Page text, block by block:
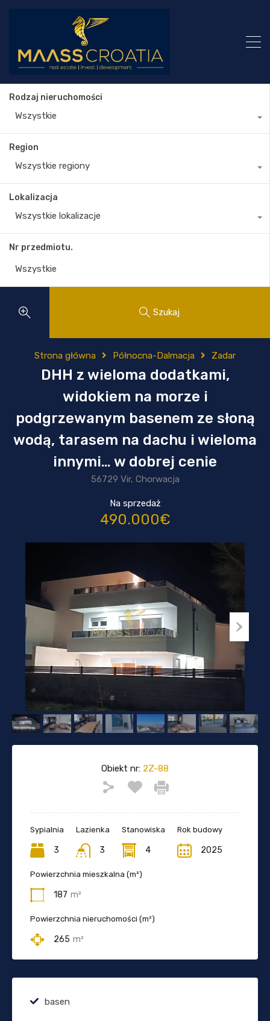
Rodzaj nieruchomości
Wszystkie
Region
Wszystkie regiony
Lokalizacja
Wszystkie lokalizacje
Nr przedmiotu.
Szukaj
Strona główna Północna-Dalmacja Zadar
DHH z wieloma dodatkami,
widokiem na morze i
podgrzewanym basenem ze słoną
wodą, tarasem na dachu i wieloma
innymi… w dobrej cenie
56729 Vir, Chorwacja
Na sprzedaż
490.000€
Obiekt nr: 2Z-88
Sypialnia
3
Lazienka
3
Stanowiska
4
Rok budowy
2025
Powierzchnia mieszkalna (m²)
187 m²
Powierzchnia nieruchomości (m²)
265 m²
basen